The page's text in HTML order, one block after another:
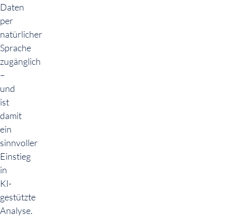
Daten
per
natürlicher
Sprache
zugänglich
–
und
ist
damit
ein
sinnvoller
Einstieg
in
KI-
gestützte
Analyse.